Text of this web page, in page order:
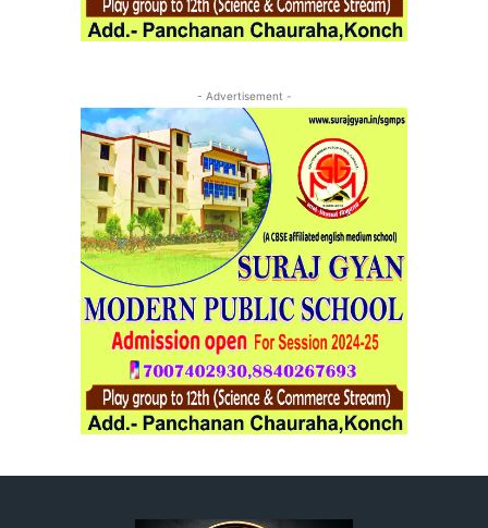
- Advertisement -